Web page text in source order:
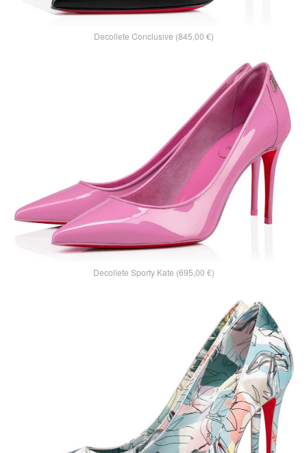
Decollete Conclusive (845,00 €)
Decollete Sporty Kate (695,00 €)